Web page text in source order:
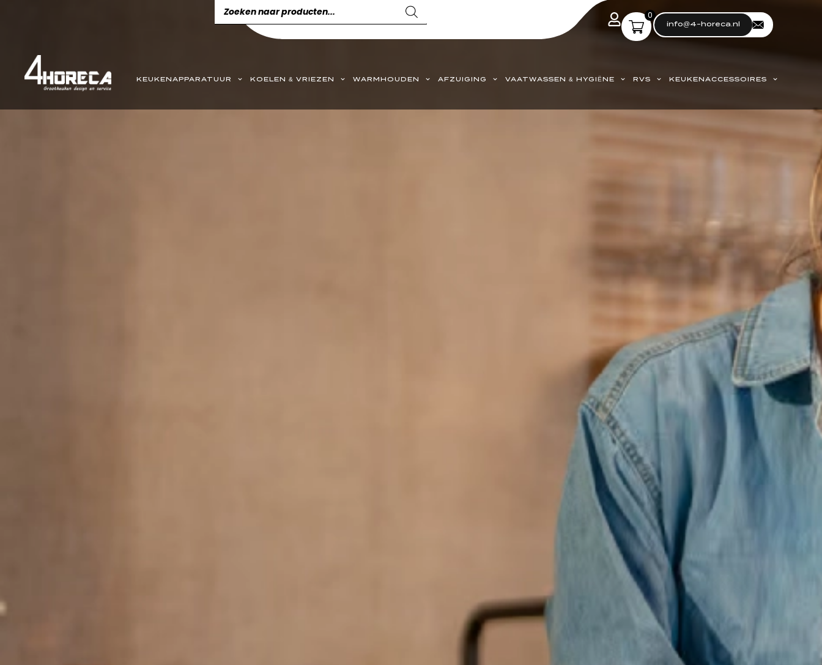
0
info@4-horeca.nl
KEUKENAPPARATUUR KOELEN & VRIEZEN WARMHOUDEN AFZUIGING VAATWASSEN & HYGIËNE RVS KEUKENACCESSOIRES